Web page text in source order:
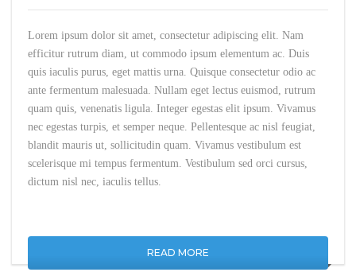
Lorem ipsum dolor sit amet, consectetur adipiscing elit. Nam
efficitur rutrum diam, ut commodo ipsum elementum ac. Duis
quis iaculis purus, eget mattis urna. Quisque consectetur odio ac
ante fermentum malesuada. Nullam eget lectus euismod, rutrum
quam quis, venenatis ligula. Integer egestas elit ipsum. Vivamus
nec egestas turpis, et semper neque. Pellentesque ac nisl feugiat,
blandit mauris ut, sollicitudin quam. Vivamus vestibulum est
scelerisque mi tempus fermentum. Vestibulum sed orci cursus,
dictum nisl nec, iaculis tellus.
READ MORE